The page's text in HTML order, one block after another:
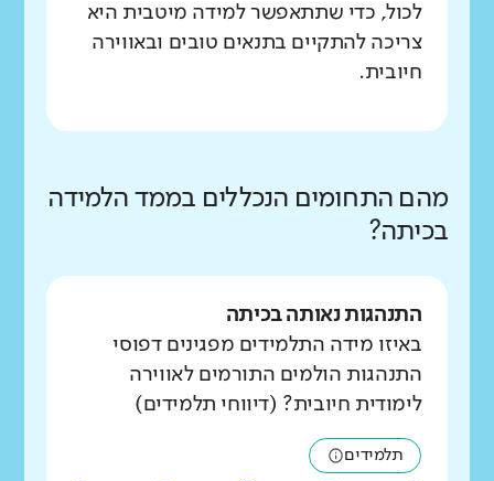
לכול, כדי שתתאפשר למידה מיטבית היא
צריכה להתקיים בתנאים טובים ובאווירה
חיובית.
מהם התחומים הנכללים בממד הלמידה
בכיתה?
התנהגות נאותה בכיתה
באיזו מידה התלמידים מפגינים דפוסי
התנהגות הולמים התורמים לאווירה
לימודית חיובית? (דיווחי תלמידים)
תלמידים